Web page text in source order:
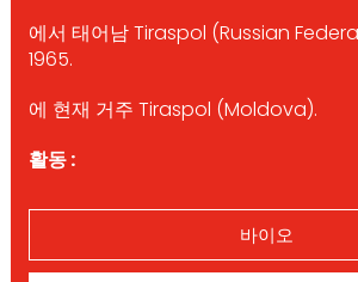
에서 태어남 Tiraspol (Russian
1965.
에 현재 거주 Tiraspol (Moldova).
활동 :
바이오